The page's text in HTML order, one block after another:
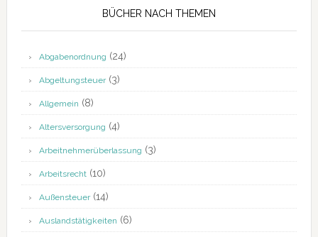
BÜCHER NACH THEMEN
Abgabenordnung (24)
Abgeltungsteuer(3)
Allgemein (8)
Altersversorgung (4)
Arbeitnehmerüberlassung (3)
Arbeitsrecht(10)
Außensteuer(14)
Auslandstätigkeiten (6)